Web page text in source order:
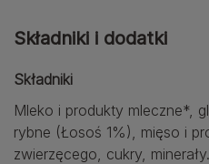
Składniki i dodatki
Składniki
Mleko i produkty mleczne*,
rybne (Łosoś 1%), mięso i
zwierzęcego, cukry, minerały.